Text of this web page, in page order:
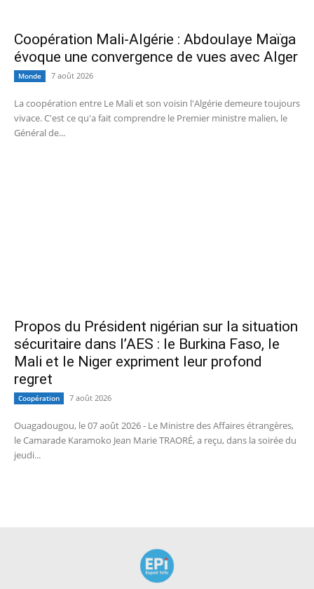
Coopération Mali-Algérie : Abdoulaye Maïga
évoque une convergence de vues avec Alger
Monde 7 août 2026
La coopération entre Le Mali et son voisin l'Algérie demeure toujours
vivace. C'est ce qu'a fait comprendre le Premier ministre malien, le
Général de...
Propos du Président nigérian sur la situation
sécuritaire dans l’AES : le Burkina Faso, le
Mali et le Niger expriment leur profond
regret
Coopération 7 août 2026
Ouagadougou, le 07 août 2026 - Le Ministre des Affaires étrangères,
le Camarade Karamoko Jean Marie TRAORÉ, a reçu, dans la soirée du
jeudi...